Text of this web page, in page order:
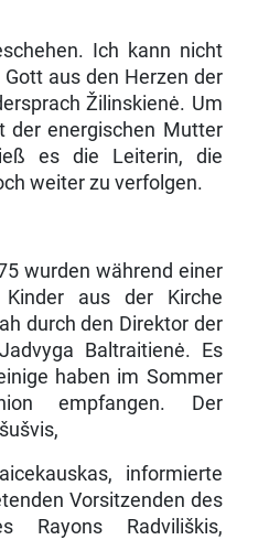
Ich kann nicht
aus den Herzen der
Žilinskienė. Um
der energischen Mutter
es die Leiterin, die
weiter zu verfolgen.
wurden während einer
Kinder aus der Kirche
durch den Direktor der
Baltraitienė. Es
haben im Som­mer
empfangen. Der
informierte
Vor­sitzenden des
Rayons Radviliškis,